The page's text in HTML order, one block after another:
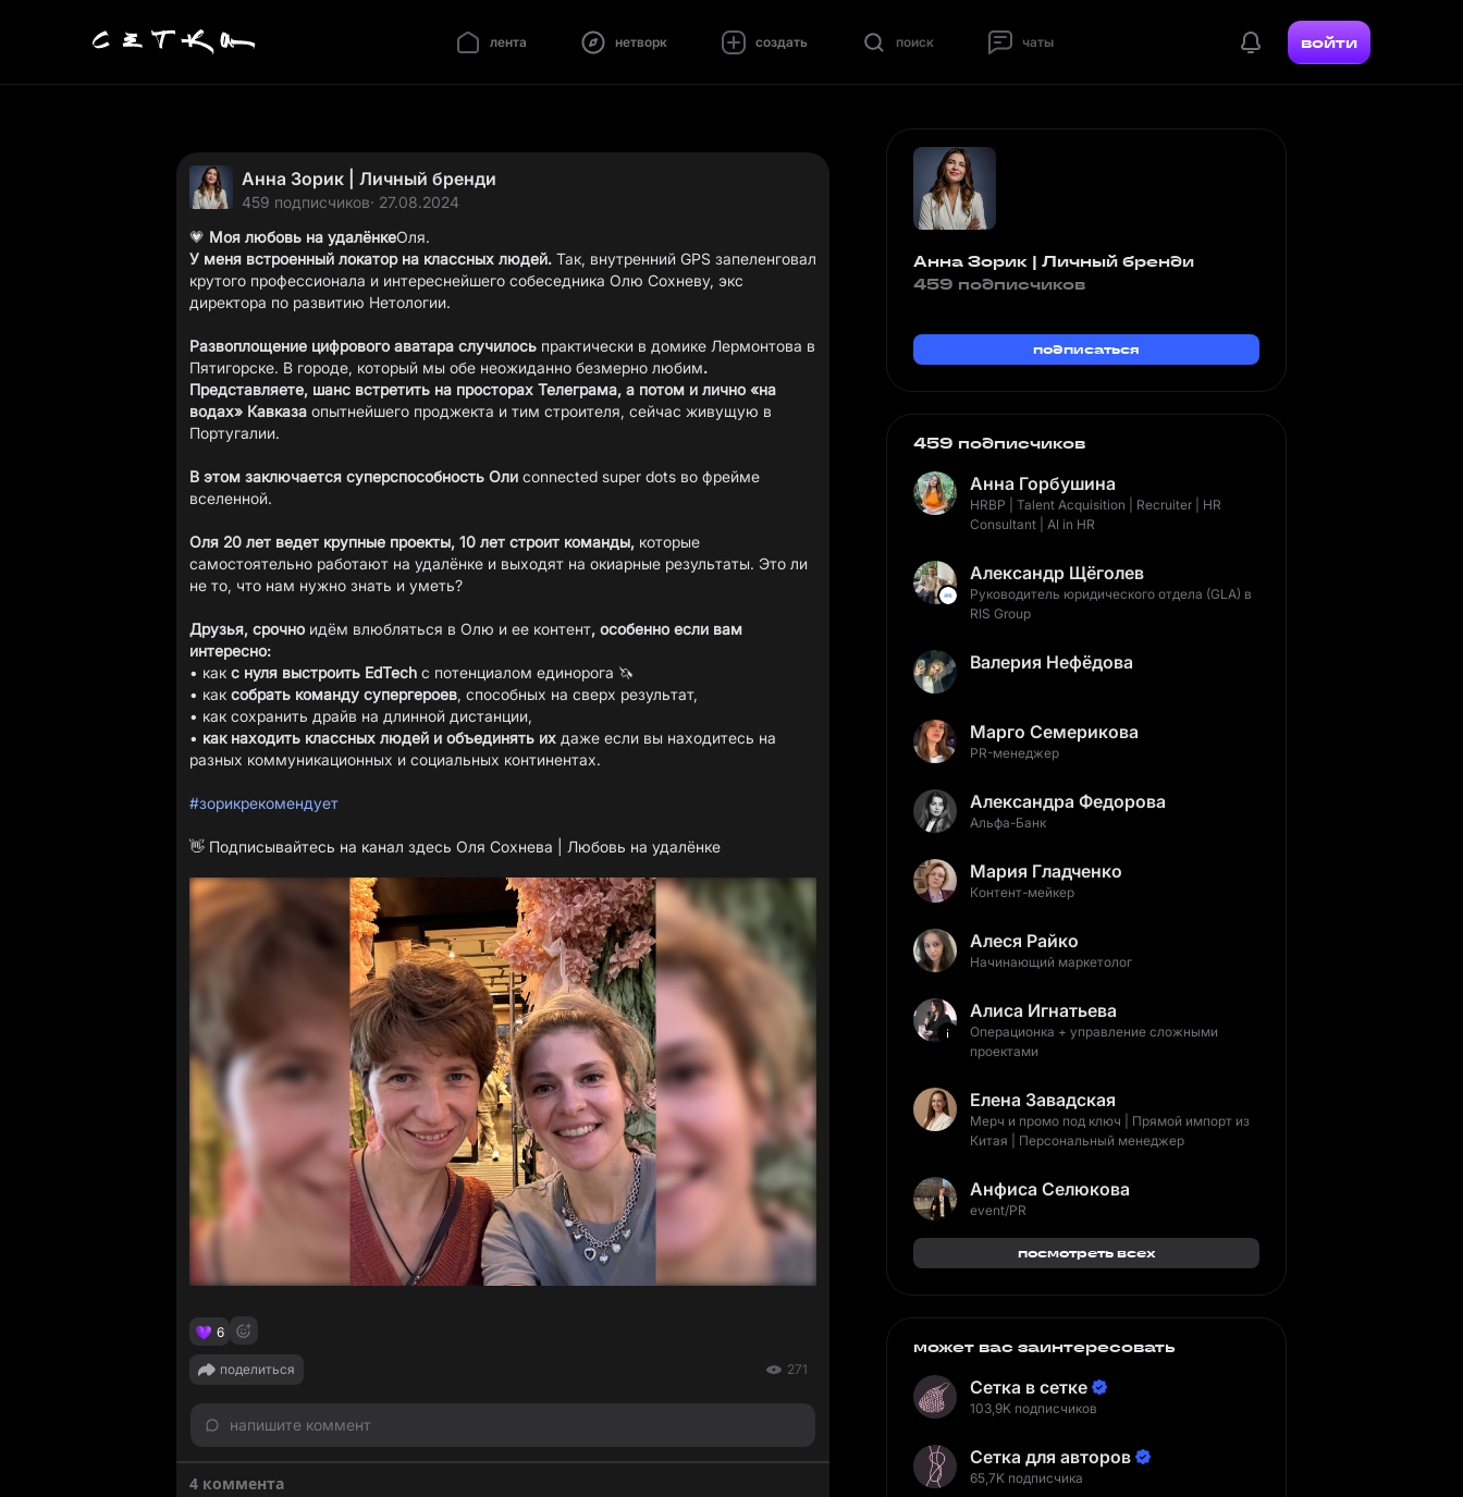
лента нетворк создать поиск чаты войти
Анна Зорик | Личный бренди
459 подписчиков· 27.08.2024
💗 Моя любовь на удалёнкеОля.
У меня встроенный локатор на классных людей. Так, внутренний GPS запеленговал
крутого профессионала и интереснейшего собеседника Олю Сохневу, экс
директора по развитию Нетологии.
Развоплощение цифрового аватара случилось практически в домике Лермонтова в
Пятигорске. В городе, который мы обе неожиданно безмерно любим.
Представляете, шанс встретить на просторах Телеграма, а потом и лично «на
водах» Кавказа опытнейшего проджекта и тим строителя, сейчас живущую в
Португалии.
В этом заключается суперспособность Оли connected super dots во фрейме
вселенной.
Оля 20 лет ведет крупные проекты, 10 лет строит команды, которые
самостоятельно работают на удалёнке и выходят на окиарные результаты. Это ли
не то, что нам нужно знать и уметь?
Друзья, срочно идём влюбляться в Олю и ее контент, особенно если вам
интересно:
• как с нуля выстроить EdTech с потенциалом единорога 🦄
• как собрать команду супергероев, способных на сверх результат,
• как сохранить драйв на длинной дистанции,
• как находить классных людей и объединять их даже если вы находитесь на
разных коммуникационных и социальных континентах.
#зорикрекомендует
👋 Подписывайтесь на канал здесь Оля Сохнева | Любовь на удалёнке
6
поделиться 271
напишите коммент
4 коммента
Анна Зорик | Личный бренди
459 подписчиков
подписаться
459 подписчиков
Анна Горбушина
HRBP | Talent Acquisition | Recruiter | HR
Consultant | AI in HR
Александр Щёголев
Руководитель юридического отдела (GLA) в
RIS Group
Валерия Нефёдова
Марго Семерикова
PR-менеджер
Александра Федорова
Альфа-Банк
Мария Гладченко
Контент-мейкер
Алеся Райко
Начинающий маркетолог
Алиса Игнатьева
Операционка + управление сложными
проектами
Елена Завадская
Мерч и промо под ключ | Прямой импорт из
Китая | Персональный менеджер
Анфиса Селюкова
event/PR
посмотреть всех
может вас заинтересовать
Сетка в сетке
103,9K подписчиков
Сетка для авторов
65,7K подписчика